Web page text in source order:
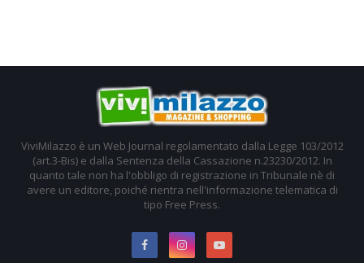
ViviMilazzo è un Web Journal regolamentato dalla Legge 103/2012
(art.3-Bis) e dalla Sentenza della Cassazione n.23230/2012. In
quanto tale non ha l'obbligo di registrazione in Tribunale nè di
avere un editore, poiché rientra nell'informazione telematica di
tipo Free Press.